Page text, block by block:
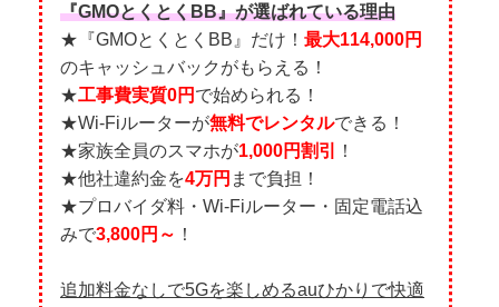
『GMOとくとくBB』が選ばれている理由
★『GMOとくとくBB』だけ！ 最大114,000円
のキャッシュバックがもらえる！
★工事費実質0円 で始められる！
★Wi-Fiルーターが無料でレンタルできる！
★家族全員のスマホが1,000円割引
！
★他社違約金を4万円 まで負担！
★プロバイダ料・Wi-Fiルーター・固定電話込
みで3,800円～ ！
追加料金なしで5Gを楽しめるauひかりで快適